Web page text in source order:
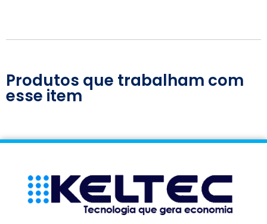
Produtos que trabalham com
esse item